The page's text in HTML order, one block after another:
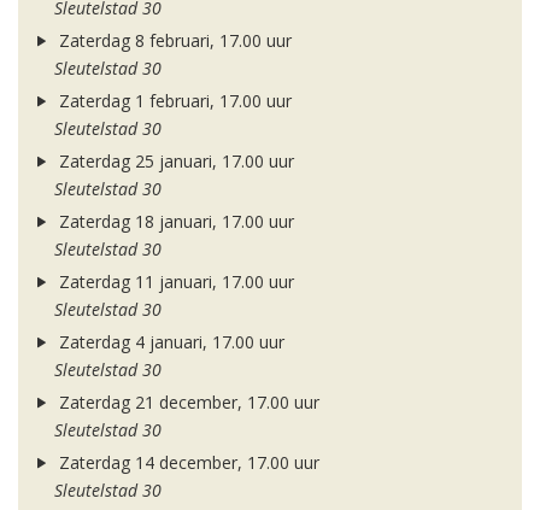
Sleutelstad 30
Zaterdag 8 februari, 17.00 uur
Sleutelstad 30
Zaterdag 1 februari, 17.00 uur
Sleutelstad 30
Zaterdag 25 januari, 17.00 uur
Sleutelstad 30
Zaterdag 18 januari, 17.00 uur
Sleutelstad 30
Zaterdag 11 januari, 17.00 uur
Sleutelstad 30
Zaterdag 4 januari, 17.00 uur
Sleutelstad 30
Zaterdag 21 december, 17.00 uur
Sleutelstad 30
Zaterdag 14 december, 17.00 uur
Sleutelstad 30